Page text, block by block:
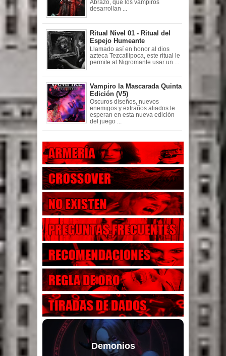
Abrazo, que los vampiros
desarrollan ...
Ritual Nivel 01 - Ritual del
Espejo Humeante
Llamado así en honor al dios
azteca Tezcatlipoca, este ritual le
permite al Nigromante usar un ...
Vampiro la Mascarada Quinta
Edición (V5)
Oscuros diseños, nuevos
enemigos y extraños aliados te
esperan en esta nueva edición
del juego ...
Demonios